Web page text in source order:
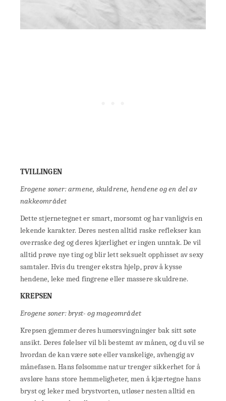
TVILLINGEN
Erogene soner: armene, skuldrene, hendene og en del av
nakkeområdet
Dette stjernetegnet er smart, morsomt og har vanligvis en
lekende karakter. Deres nesten alltid raske reflekser kan
overraske deg og deres kjærlighet er ingen unntak. De vil
alltid prøve nye ting og blir lett seksuelt opphisset av sexy
samtaler. Hvis du trenger ekstra hjelp, prøv å kysse
hendene, leke med fingrene eller massere skuldrene.
KREPSEN
Erogene soner: bryst- og mageområdet
Krepsen gjemmer deres humørsvingninger bak sitt søte
ansikt. Deres følelser vil bli bestemt av månen, og du vil se
hvordan de kan være søte eller vanskelige, avhengig av
månefasen. Hans følsomme natur trenger sikkerhet for å
avsløre hans store hemmeligheter, men å kjærtegne hans
bryst og leker med brystvorten, utløser nesten alltid en